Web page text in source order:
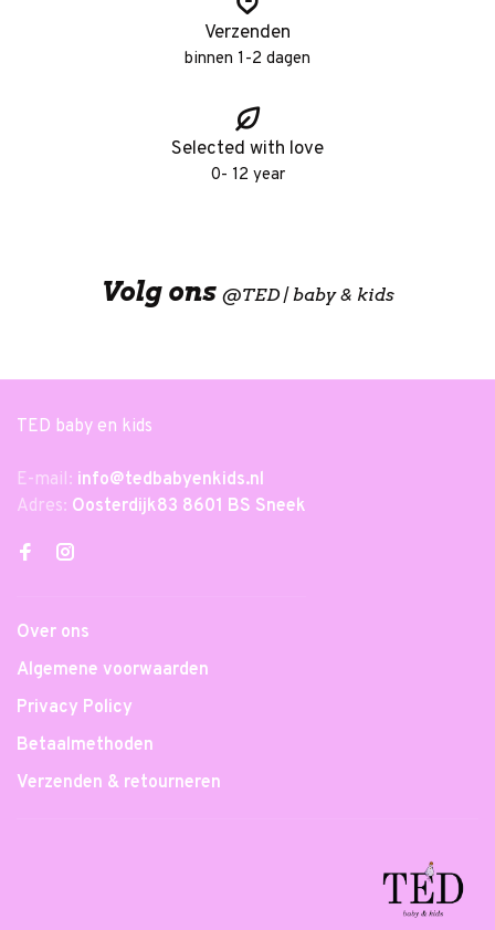
Verzenden
binnen 1-2 dagen
Selected with love
0- 12 year
Volg ons @TED | baby & kids
TED baby en kids
E-mail: info@tedbabyenkids.nl
Adres: Oosterdijk83 8601 BS Sneek
Over ons
Algemene voorwaarden
Privacy Policy
Betaalmethoden
Verzenden & retourneren